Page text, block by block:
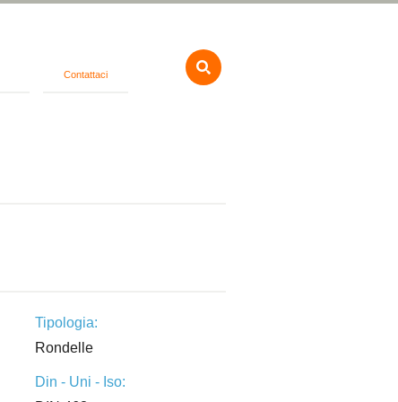
Contattaci
Tipologia:
Rondelle
Din - Uni - Iso: